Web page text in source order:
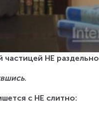
частицей НЕ раздельно
.
с НЕ слитно: